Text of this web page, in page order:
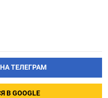
ТЕЛЕГРАМ
GOOGLE